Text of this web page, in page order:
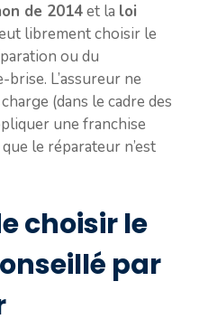
de 2014et la loi
librement choisir le
ou du
L’assureur ne
(dans le cadre des
une franchise
le réparateur n’est
choisir le
par